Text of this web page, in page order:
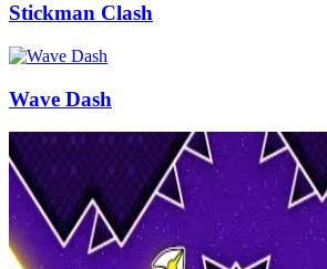
Stickman Clash
Wave Dash